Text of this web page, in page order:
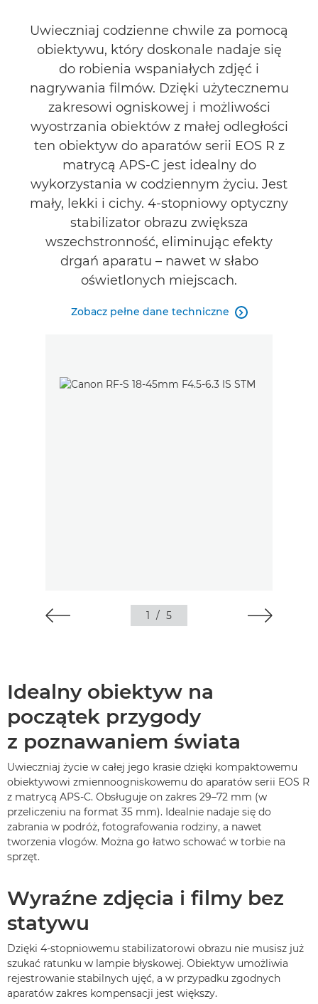
Recenzje
Pomoc techniczna
ZNAJDŹ SPRZEDAWCĘ
Uwieczniaj codzienne chwile za pomocą
obiektywu, który doskonale nadaje się
do robienia wspaniałych zdjęć i
nagrywania filmów. Dzięki użytecznemu
zakresowi ogniskowej i możliwości
wyostrzania obiektów z małej odległości
ten obiektyw do aparatów serii EOS R z
matrycą APS-C jest idealny do
wykorzystania w codziennym życiu. Jest
mały, lekki i cichy. 4-stopniowy optyczny
stabilizator obrazu zwiększa
wszechstronność, eliminując efekty
drgań aparatu – nawet w słabo
oświetlonych miejscach.
Zobacz pełne dane techniczne 
1 / 5
Idealny obiektyw na
początek przygody
z poznawaniem świata
Uwieczniaj życie w całej jego krasie dzięki kompaktowemu
obiektywowi zmiennoogniskowemu do aparatów serii EOS R
z matrycą APS-C. Obsługuje on zakres 29–72 mm (w
przeliczeniu na format 35 mm). Idealnie nadaje się do
zabrania w podróż, fotografowania rodziny, a nawet
tworzenia vlogów. Można go łatwo schować w torbie na
sprzęt.
Wyraźne zdjęcia i filmy bez
statywu
Dzięki 4-stopniowemu stabilizatorowi obrazu nie musisz już
szukać ratunku w lampie błyskowej. Obiektyw umożliwia
rejestrowanie stabilnych ujęć, a w przypadku zgodnych
aparatów zakres kompensacji jest większy.